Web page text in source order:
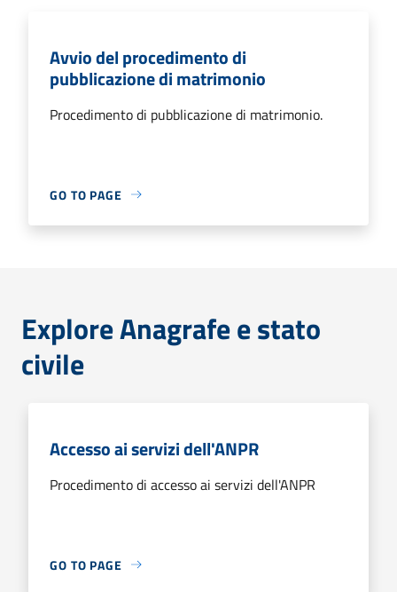
Avvio del procedimento di
pubblicazione di matrimonio
Procedimento di pubblicazione di matrimonio.
GO TO PAGE
Explore Anagrafe e stato
civile
Accesso ai servizi dell'ANPR
Procedimento di accesso ai servizi dell'ANPR
GO TO PAGE